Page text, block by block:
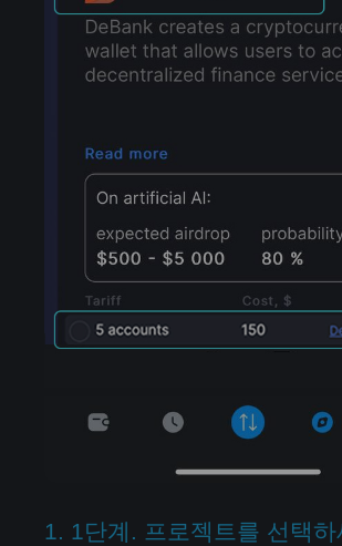
1. 1단계. 프로젝트를 선택하